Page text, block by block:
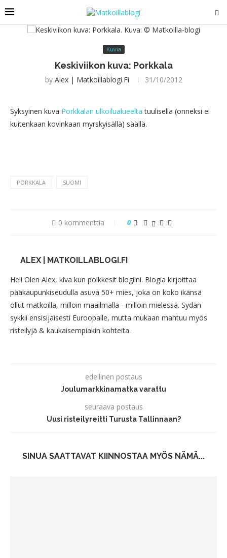
Kuvia
Keskiviikon kuva: Porkkala
by Alex | Matkoillablogi.fi 31/10/2012
Syksyinen kuva Porkkalan ulkoilualueelta tuulisella (onneksi ei
kuitenkaan kovinkaan myrskyisällä) säällä.
PORKKALA SUOMI
0 kommenttia 0
ALEX | MATKOILLABLOGI.FI
Hei! Olen Alex, kiva kun poikkesit blogiini. Blogia kirjoittaa
pääkaupunkiseudulla asuva 50+ mies, joka on koko ikänsä
ollut matkoilla, milloin maailmalla - milloin mielessä. Sydän
sykkii ensisijaisesti Euroopalle, mutta mukaan mahtuu myös
risteilyjä & kaukaisempiakin kohteita.
edellinen postaus
Joulumarkkinamatka varattu
seuraava postaus
Uusi risteilyreitti Turusta Tallinnaan?
SINUA SAATTAVAT KIINNOSTAA MYÖS NÄMÄ...